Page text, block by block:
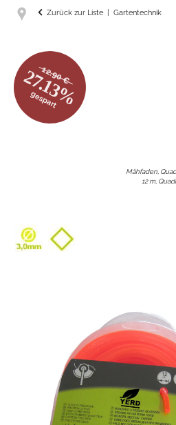
Zurück zur Liste Gartentechnik
12.90 €
27.13%
gespart
Mähfaden,
12 m,